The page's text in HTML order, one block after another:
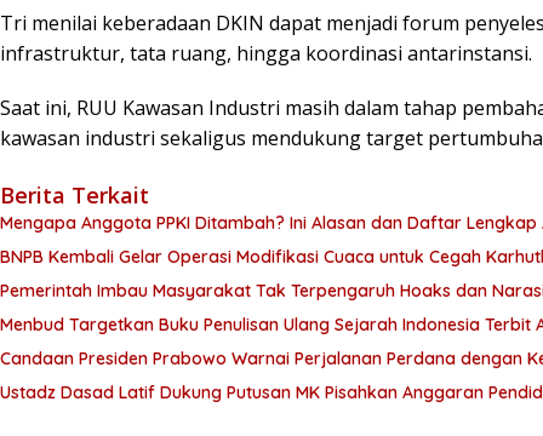
Tri menilai keberadaan DKIN dapat menjadi forum
infrastruktur, tata ruang, hingga koordinasi antarinstansi.
Saat ini, RUU Kawasan Industri masih dalam tahap
kawasan industri sekaligus mendukung target
Berita Terkait
Mengapa Anggota PPKI Ditambah? Ini Alasan dan Daftar
BNPB Kembali Gelar Operasi Modifikasi Cuaca untuk Cegah
Pemerintah Imbau Masyarakat Tak Terpengaruh Hoaks dan
Menbud Targetkan Buku Penulisan Ulang Sejarah Indonesia Terbit
Candaan Presiden Prabowo Warnai Perjalanan Perdana dengan
Ustadz Dasad Latif Dukung Putusan MK Pisahkan Anggaran